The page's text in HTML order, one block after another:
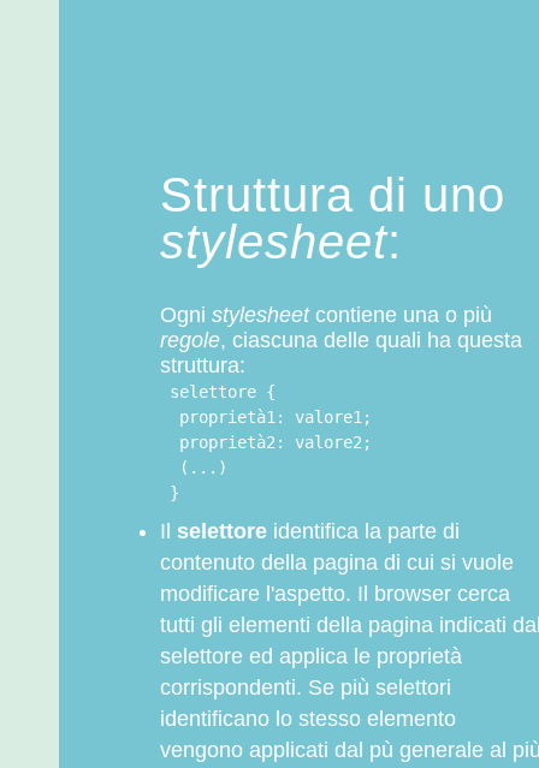
Struttura di uno
stylesheet:
Ogni stylesheetcontiene una o più
regole, ciascuna delle quali ha questa
struttura:
selettore {
proprietà1: valore1;
proprietà2: valore2;
(...)
}
Il selettoreidentifica la parte di
contenuto della pagina di cui si vuole
modificare l'aspetto. Il browser cerca
tutti gli elementi della pagina indicati
selettore ed applica le proprietà
corrispondenti. Se più selettori
identificano lo stesso elemento
vengono applicati dal pù generale al